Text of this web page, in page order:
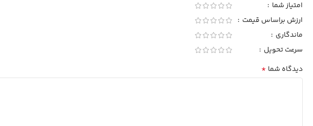
امتیاز شما
ارزش براساس قیمت
ماندگاری
سرعت تحویل
دیدگاه شما *